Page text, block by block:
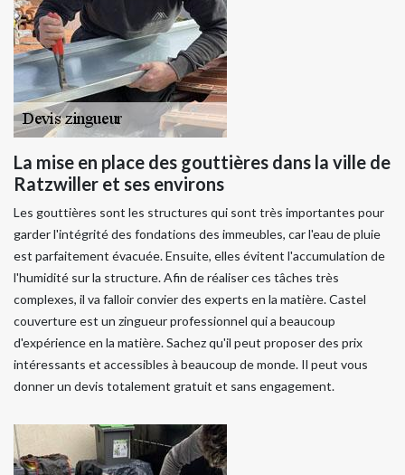
La mise en place des gouttières dans la ville de
Ratzwiller et ses environs
Les gouttières sont les structures qui sont très importantes pour
garder l'intégrité des fondations des immeubles, car l'eau de pluie
est parfaitement évacuée. Ensuite, elles évitent l'accumulation de
l'humidité sur la structure. Afin de réaliser ces tâches très
complexes, il va falloir convier des experts en la matière. Castel
couverture est un zingueur professionnel qui a beaucoup
d'expérience en la matière. Sachez qu'il peut proposer des prix
intéressants et accessibles à beaucoup de monde. Il peut vous
donner un devis totalement gratuit et sans engagement.